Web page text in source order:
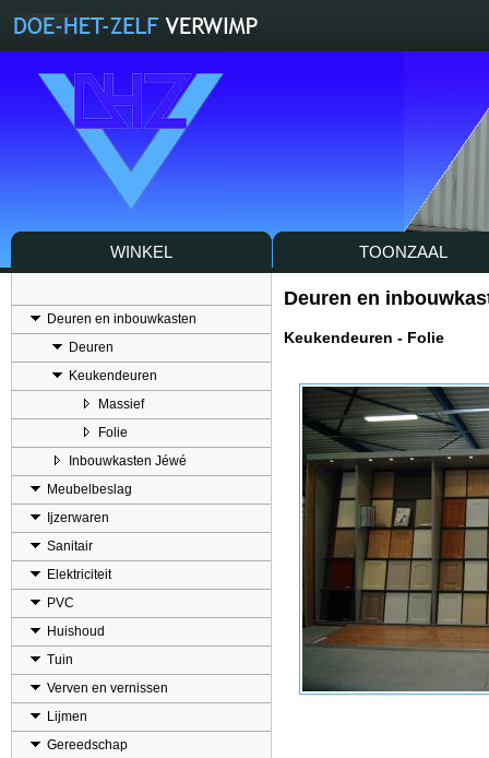
WINKEL TOONZAAL
Deuren en inbouwkasten
Deuren
Keukendeuren
Massief
Folie
Inbouwkasten Jéwé
Meubelbeslag
Ijzerwaren
Sanitair
Elektriciteit
PVC
Huishoud
Tuin
Verven en vernissen
Lijmen
Gereedschap
Deuren en
Keukendeuren - Folie